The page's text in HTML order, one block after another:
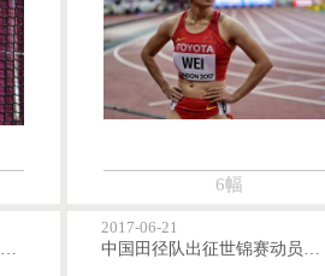
6幅
2017年世界田径锦标赛首日 法拉赫男子万米跑三连冠
2017-06-21
中国田径队出征世锦赛动员会在京举行